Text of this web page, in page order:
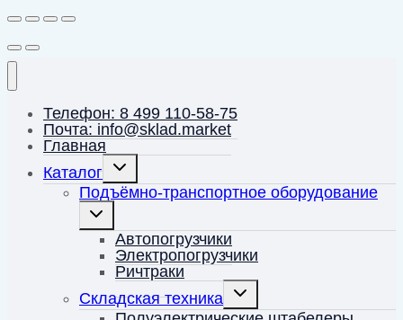
Телефон: 8 499 110-58-75
Почта: info@sklad.market
Главная
Каталог
Переключить
меню
Подъёмно-транспортное оборудование
Переключить
меню Автопогрузчики
Электропогрузчики
Ричтраки
Складская техника
Переключить
меню